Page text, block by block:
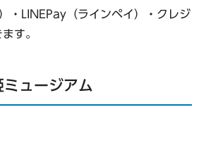
・LINEPay（ラインペイ）・クレジ
す。
ュージアム